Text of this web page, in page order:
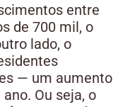
entre
de 700 mil, o
lado, o
— um aumento
Ou seja, o